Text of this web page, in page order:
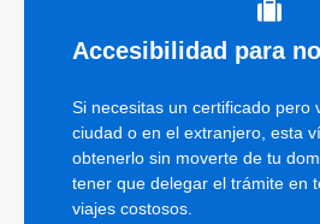
Accesibilidad para
Si necesitas un certificado pero
ciudad o en el extranjero, esta
obtenerlo sin moverte de tu
tener que delegar el trámite en
viajes costosos.